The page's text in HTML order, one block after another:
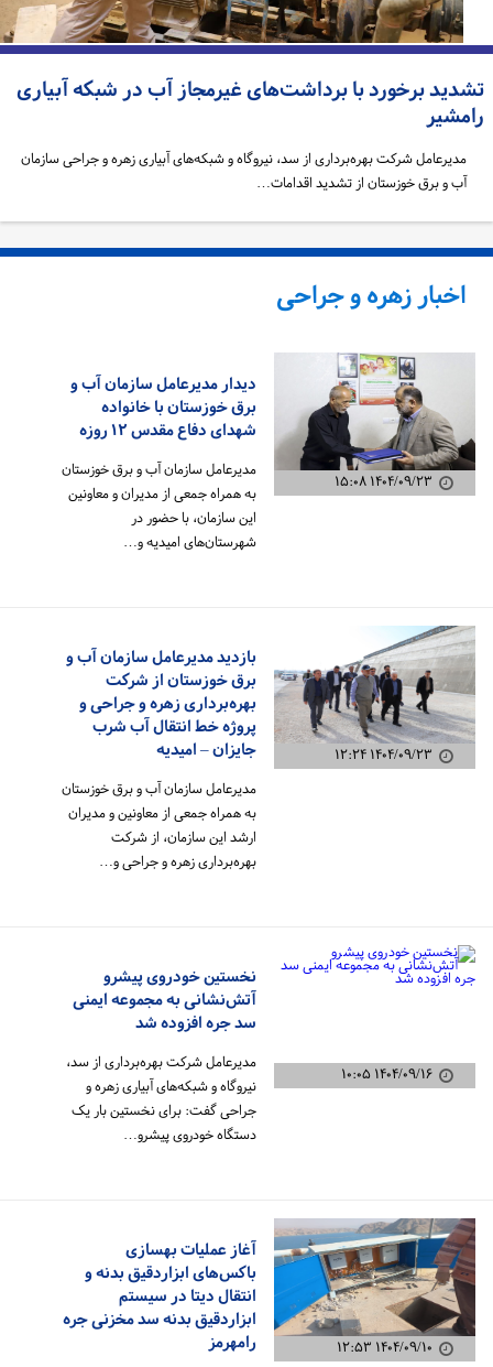
برخورد با برداشت‌های غیرمجاز آب در شبکه آبیاری
مدیرعامل شرکت بهره‌برداری از سد، نیروگاه و شبکه‌های آبیاری زهره و جراحی سازمان
آب و برق خوزستان از تشدید اقدامات…
اخبار زهره و جراحی
۱۴۰۴/۰۹/۲۳ ۱۵:۰۸
دیدار مدیرعامل سازمان آب و
برق خوزستان با خانواده
شهدای دفاع مقدس ۱۲ روزه
مدیرعامل سازمان آب و برق خوزستان
به همراه جمعی از مدیران و معاونین
این سازمان، با حضور در
شهرستان‌های امیدیه و…
۱۴۰۴/۰۹/۲۳ ۱۲:۲۴
بازدید مدیرعامل سازمان آب و
برق خوزستان از شرکت
بهره‌برداری زهره و جراحی و
پروژه خط انتقال آب شرب
جایزان – امیدیه
مدیرعامل سازمان آب و برق خوزستان
به همراه جمعی از معاونین و مدیران
ارشد این سازمان، از شرکت
بهره‌برداری زهره و جراحی و…
۱۴۰۴/۰۹/۱۶ ۱۰:۰۵
نخستین خودروی پیشرو
آتش‌نشانی به مجموعه ایمنی
سد جره افزوده شد
مدیرعامل شرکت بهره‌برداری از سد،
نیروگاه و شبکه‌های آبیاری زهره و
جراحی گفت: برای نخستین بار یک
دستگاه خودروی پیشرو…
۱۴۰۴/۰۹/۱۰ ۱۲:۵۳
آغاز عملیات بهسازی
باکس‌های ابزاردقیق بدنه و
انتقال دیتا در سیستم
ابزاردقیق بدنه سد مخزنی جره
رامهرمز